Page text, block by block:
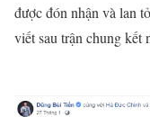
được đón nhận và lan
viết sau trận chung kết